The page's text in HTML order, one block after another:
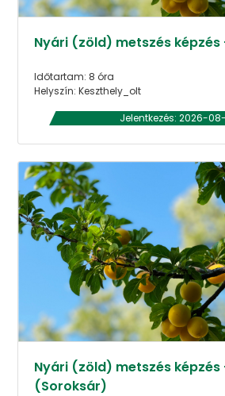
Nyári (zöld) metszés képzés
Időtartam: 8 óra
Helyszín: Keszthely_olt
Jelentkezés: 2026-
Nyári (zöld) metszés képzés
(Soroksár)